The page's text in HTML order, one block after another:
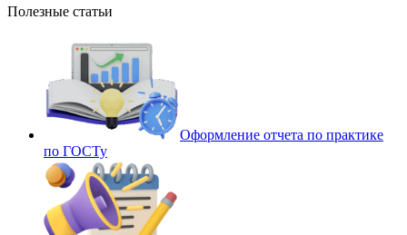
Полезные статьи
Оформление отчета по практике
по ГОСТу